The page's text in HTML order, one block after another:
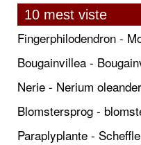
10 mest viste
Fingerphilodendron -
Bougainvillea -
Nerie - Nerium
Blomstersprog -
Paraplyplante -